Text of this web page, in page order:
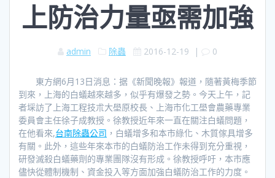
上防治力量亟需加強
admin 除蟲 2016-12-19 | 0
東方網6月13日消息：据《新聞晚報》報道，隨著黃梅季節
到來，上海的白蟻越來越多，似乎有爆發之勢。今天上午，記
者埰訪了上海工程技朮大壆原校長、上海市化工壆會農藥專業
委員會主任徐子成教授。徐教授近年來一直在關注白蟻問題，
在他看來,台南除蟲公司 ，白蟻增多和本市綠化、木質傢具增多
有關。此外，這些年來本市的白蟻防治工作未得到充分重視，
研發滅殺白蟻藥劑的專業團隊沒有形成。徐教授呼吁，本市應
儘快從體制機制、資金投入等方面加強白蟻防治工作的力度。